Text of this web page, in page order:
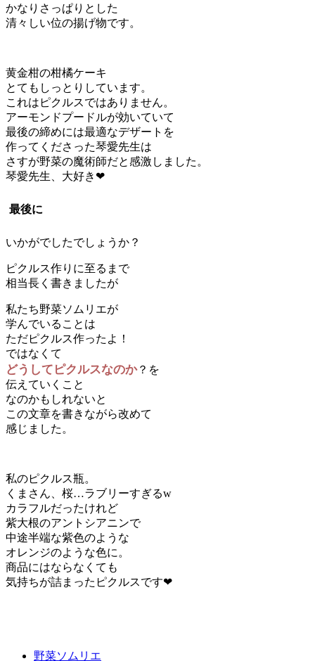
かなりさっぱりとした
清々しい位の揚げ物です。
黄金柑の柑橘ケーキ
とてもしっとりしています。
これはピクルスではありません。
アーモンドプードルが効いていて
最後の締めには最適なデザートを
作ってくださった琴愛先生は
さすが野菜の魔術師だと感激しました。
琴愛先生、大好き❤
最後に
いかがでしたでしょうか？
ピクルス作りに至るまで
相当長く書きましたが
私たち野菜ソムリエが
学んでいることは
ただピクルス作ったよ！
ではなくて
どうしてピクルスなのか？を
伝えていくこと
なのかもしれないと
この文章を書きながら改めて
感じました。
私のピクルス瓶。
くまさん、桜…ラブリーすぎるw
カラフルだったけれど
紫大根のアントシアニンで
中途半端な紫色のような
オレンジのような色に。
商品にはならなくても
気持ちが詰まったピクルスです❤
野菜ソムリエ